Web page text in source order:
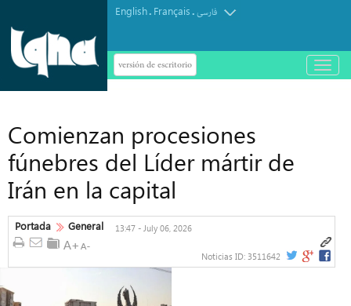
English. Français.فارسی
versión de escritorio
باز
و
Comienzan procesiones
fúnebres del Líder mártir de
Irán en la capital
Portada General 13:47 - July 06, 2026
Noticias ID: 3511642